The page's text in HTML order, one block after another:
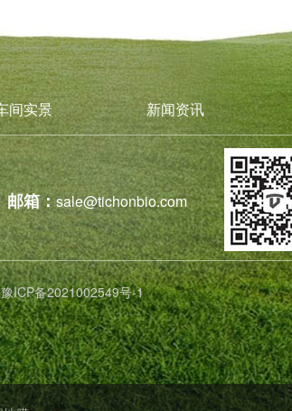
间实景 新闻资讯
邮箱：sale@tichonbio.com
豫ICP备2021002549号-1